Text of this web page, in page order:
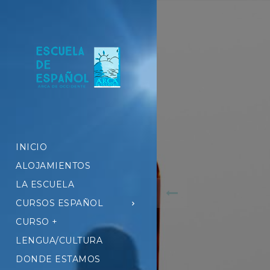
INICIO
ALOJAMIENTOS
LA ESCUELA
CURSOS ESPAÑOL
CURSO +
LENGUA/CULTURA
DONDE ESTAMOS